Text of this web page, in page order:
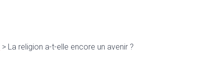
> La religion a-t-elle encore un avenir ?